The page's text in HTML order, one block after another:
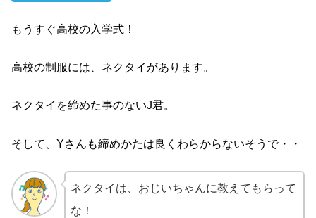
もうすぐ高校の入学式！
高校の制服には、ネクタイがあります。
ネクタイを締めた事のないJ君。
そして、Yさんも締めかたは良くわらからないそうで・・
ネクタイは、おじいちゃんに教えてもらって
な！